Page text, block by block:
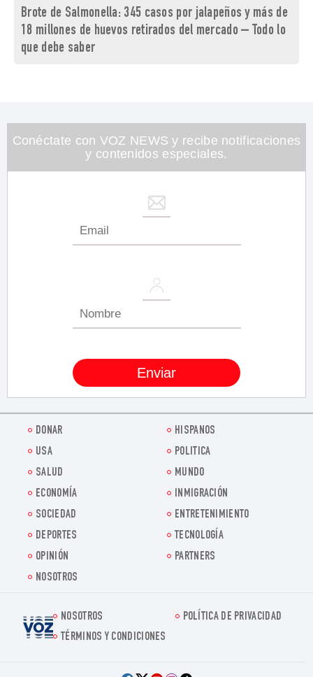
Brote de Salmonella: 345 casos por jalapeños y más de
18 millones de huevos retirados del mercado – Todo lo
que debe saber
Conéctate con VOZ NEWS y recibe notificaciones
y contenidos especiales.
DONAR
HISPANOS
USA
POLITICA
SALUD
MUNDO
ECONOMÍA
INMIGRACIÓN
SOCIEDAD
ENTRETENIMIENTO
DEPORTES
TECNOLOGÍA
OPINIÓN
PARTNERS
NOSOTROS
Voz.us
NOSOTROS
POLÍTICA DE PRIVACIDAD
TÉRMINOS Y CONDICIONES